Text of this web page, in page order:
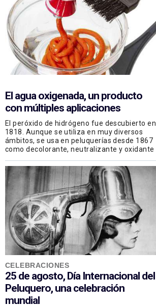
El agua oxigenada, un producto
con múltiples aplicaciones
El peróxido de hidrógeno fue descubierto en
1818. Aunque se utiliza en muy diversos
ámbitos, se usa en peluquerías desde 1867
como decolorante, neutralizante y oxidante
CELEBRACIONES
25 de agosto, Día Internacional del
Peluquero, una celebración
mundial